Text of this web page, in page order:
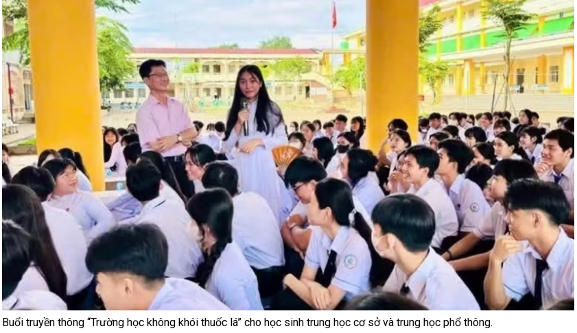
Buổi truyền thông “Trường học không khói thuốc lá” cho học sinh trung học cơ sở và trung học phổ thông.